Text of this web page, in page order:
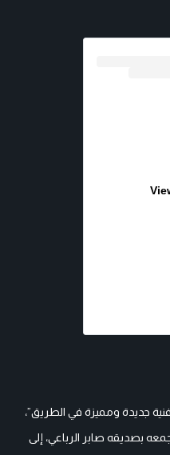
جديدة ومميزة في الطريق”،
بصديقه صابر الرباعي، إلى